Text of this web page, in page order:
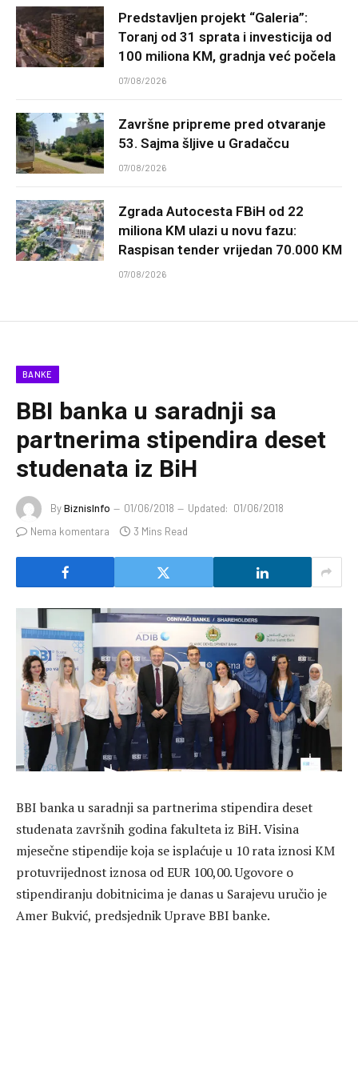
Predstavljen projekt “Galeria”:
Toranj od 31 sprata i investicija od
100 miliona KM, gradnja već počela
07/08/2026
Završne pripreme pred otvaranje
53. Sajma šljive u Gradačcu
07/08/2026
Zgrada Autocesta FBiH od 22
miliona KM ulazi u novu fazu:
Raspisan tender vrijedan 70.000 KM
07/08/2026
BANKE
BBI banka u saradnji sa
partnerima stipendira deset
studenata iz BiH
ByBiznisInfo 01/06/2018 Updated: 01/06/2018
Nema komentara
3 Mins Read
BBI banka u saradnji sa partnerima stipendira deset
studenata završnih godina fakulteta iz BiH. Visina
mjesečne stipendije koja se isplaćuje u 10 rata iznosi KM
protuvrijednost iznosa od EUR 100,00. Ugovore o
stipendiranju dobitnicima je danas u Sarajevu uručio je
Amer Bukvić, predsjednik Uprave BBI banke.